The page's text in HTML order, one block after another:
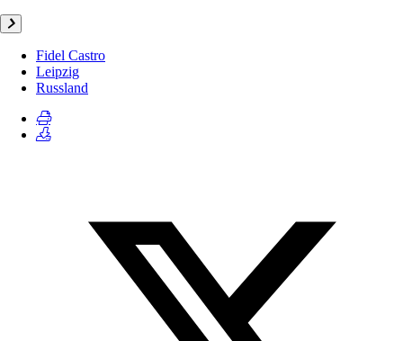
Fidel Castro
Leipzig
Russland